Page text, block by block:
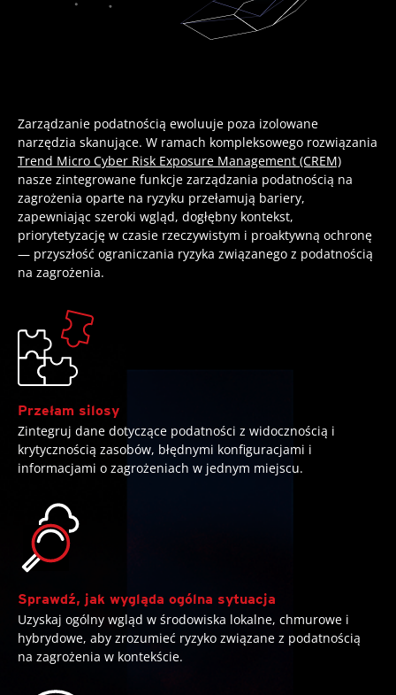
Zarządzanie podatnością ewoluuje poza izolowane
narzędzia skanujące. W ramach kompleksowego rozwiązania
Trend Micro Cyber Risk Exposure Management (CREM)
nasze zintegrowane funkcje zarządzania podatnością na
zagrożenia oparte na ryzyku przełamują bariery,
zapewniając szeroki wgląd, dogłębny kontekst,
priorytetyzację w czasie rzeczywistym i proaktywną ochronę
— przyszłość ograniczania ryzyka związanego z podatnością
na zagrożenia.
Przełam silosy
Zintegruj dane dotyczące podatności z widocznością i
krytycznością zasobów, błędnymi konfiguracjami i
informacjami o zagrożeniach w jednym miejscu.
Sprawdź, jak wygląda ogólna sytuacja
Uzyskaj ogólny wgląd w środowiska lokalne, chmurowe i
hybrydowe, aby zrozumieć ryzyko związane z podatnością
na zagrożenia w kontekście.